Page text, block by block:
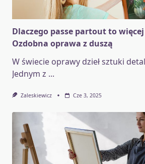
Dlaczego passe partout to
Ozdobna oprawa z duszą
W świecie oprawy dzieł sztuki
Jednym z ...
Zaleskiewicz Cze 3, 2025